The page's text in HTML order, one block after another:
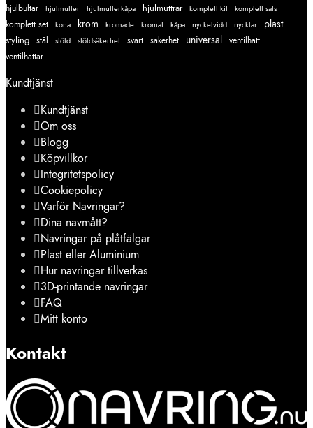
hjulbultar hjulmutter hjulmutterkåpa hjulmuttrar komplett kit komplett sats
komplett set kona krom kromade kromat kåpa nyckelvidd nycklar
plast
styling
stål stöld stöldsäkerhet svart säkerhet universal ventilhatt
ventilhattar
Kundtjänst
Kundtjänst
Om oss
Blogg
Köpvillkor
Integritetspolicy
Cookiepolicy
Varför Navringar?
Dina navmått?
Navringar på plåtfälgar
Plast eller Aluminium
Hur navringar tillverkas
3D-printande navringar
FAQ
Mitt konto
Kontakt